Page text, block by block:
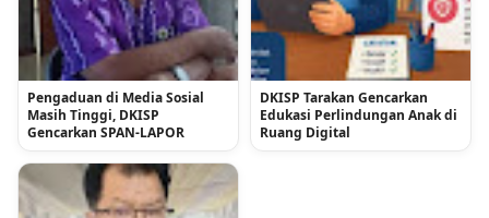
Pengaduan di Media Sosial
Masih Tinggi, DKISP
Gencarkan SPAN-LAPOR
DKISP Tarakan Gencarkan
Edukasi Perlindungan Anak di
Ruang Digital